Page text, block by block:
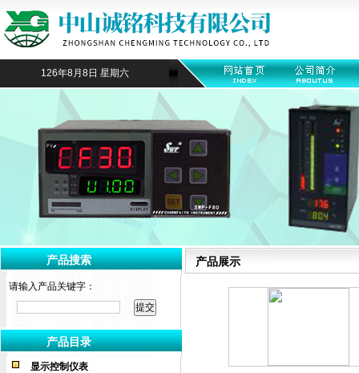
126年8月8日 星期六
产品搜索
请输入产品关键字：
产品目录
显示控制仪表
产品展示